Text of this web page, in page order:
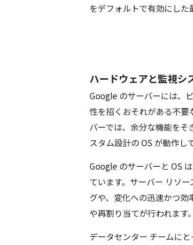
をデフォルトで有効にした
ハードウェアと監視シ
Google のサーバーには、
性を招くおそれがある不
バーでは、余分な機能を
スタム設計の OS が動作し
Google のサーバーと OS
ています。サーバー リソ
グや、変化への迅速かつ
や再割り当てが行われます。
データセンター チームに